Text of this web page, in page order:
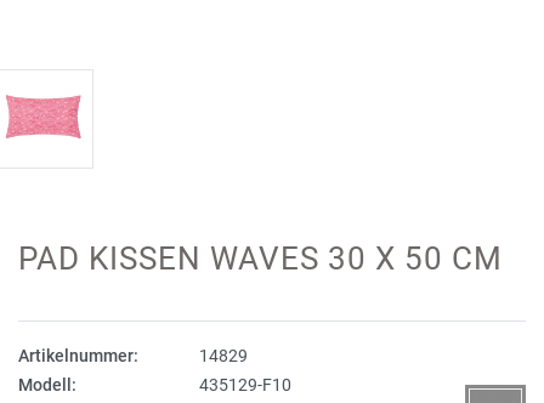
PAD KISSEN WAVES 30 X 50 CM
Artikelnummer:
14829
Modell:
435129-F10